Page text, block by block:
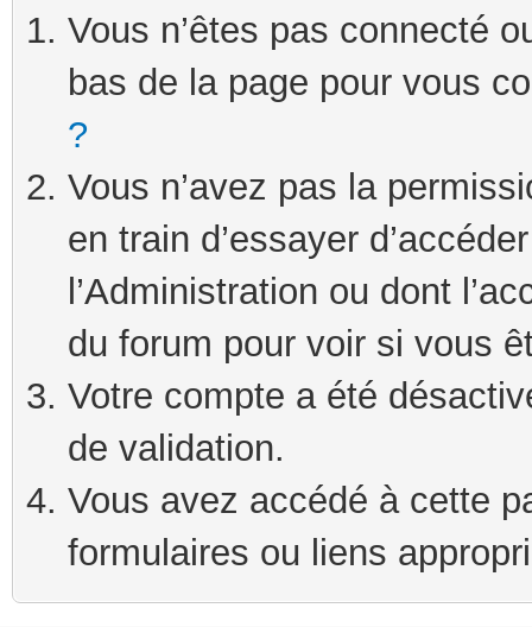
Vous n’êtes pas connecté
bas de la page pour vous
?
Vous n’avez pas la
en train d’essayer
l’Administration ou dont
du forum pour voir si vous
Votre compte a été
de validation.
Vous avez accédé à cette
formulaires ou liens